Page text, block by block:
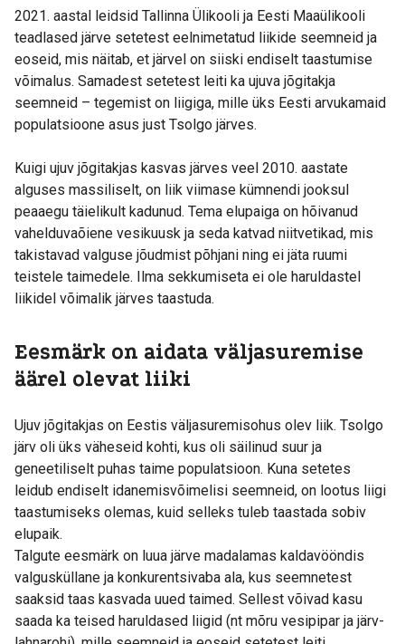
2021. aastal leidsid Tallinna Ülikooli ja Eesti Maaülikooli
teadlased järve setetest eelnimetatud liikide seemneid ja
eoseid, mis näitab, et järvel on siiski endiselt taastumise
võimalus. Samadest setetest leiti ka ujuva jõgitakja
seemneid – tegemist on liigiga, mille üks Eesti arvukamaid
populatsioone asus just Tsolgo järves.
Kuigi ujuv jõgitakjas kasvas järves veel 2010. aastate
alguses massiliselt, on liik viimase kümnendi jooksul
peaaegu täielikult kadunud. Tema elupaiga on hõivanud
vahelduvaõiene vesikuusk ja seda katvad niitvetikad, mis
takistavad valguse jõudmist põhjani ning ei jäta ruumi
teistele taimedele. Ilma sekkumiseta ei ole haruldastel
liikidel võimalik järves taastuda.
Eesmärk on aidata väljasuremise
äärel olevat liiki
Ujuv jõgitakjas on Eestis väljasuremisohus olev liik. Tsolgo
järv oli üks väheseid kohti, kus oli säilinud suur ja
geneetiliselt puhas taime populatsioon. Kuna setetes
leidub endiselt idanemisvõimelisi seemneid, on lootus liigi
taastumiseks olemas, kuid selleks tuleb taastada sobiv
elupaik.
Talgute eesmärk on luua järve madalamas kaldavööndis
valgusküllane ja konkurentsivaba ala, kus seemnetest
saaksid taas kasvada uued taimed. Sellest võivad kasu
saada ka teised haruldased liigid (nt mõru vesipipar ja järv-